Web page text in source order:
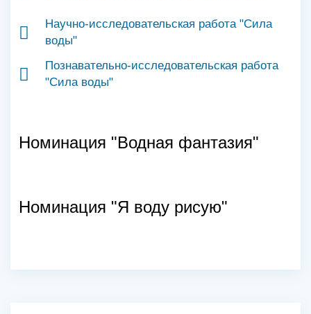
Научно-исследовательская работа "Сила
воды"
Познавательно-исследовательская работа
"Сила воды"
Номинация "Водная фантазия"
Номинация "Я воду рисую"